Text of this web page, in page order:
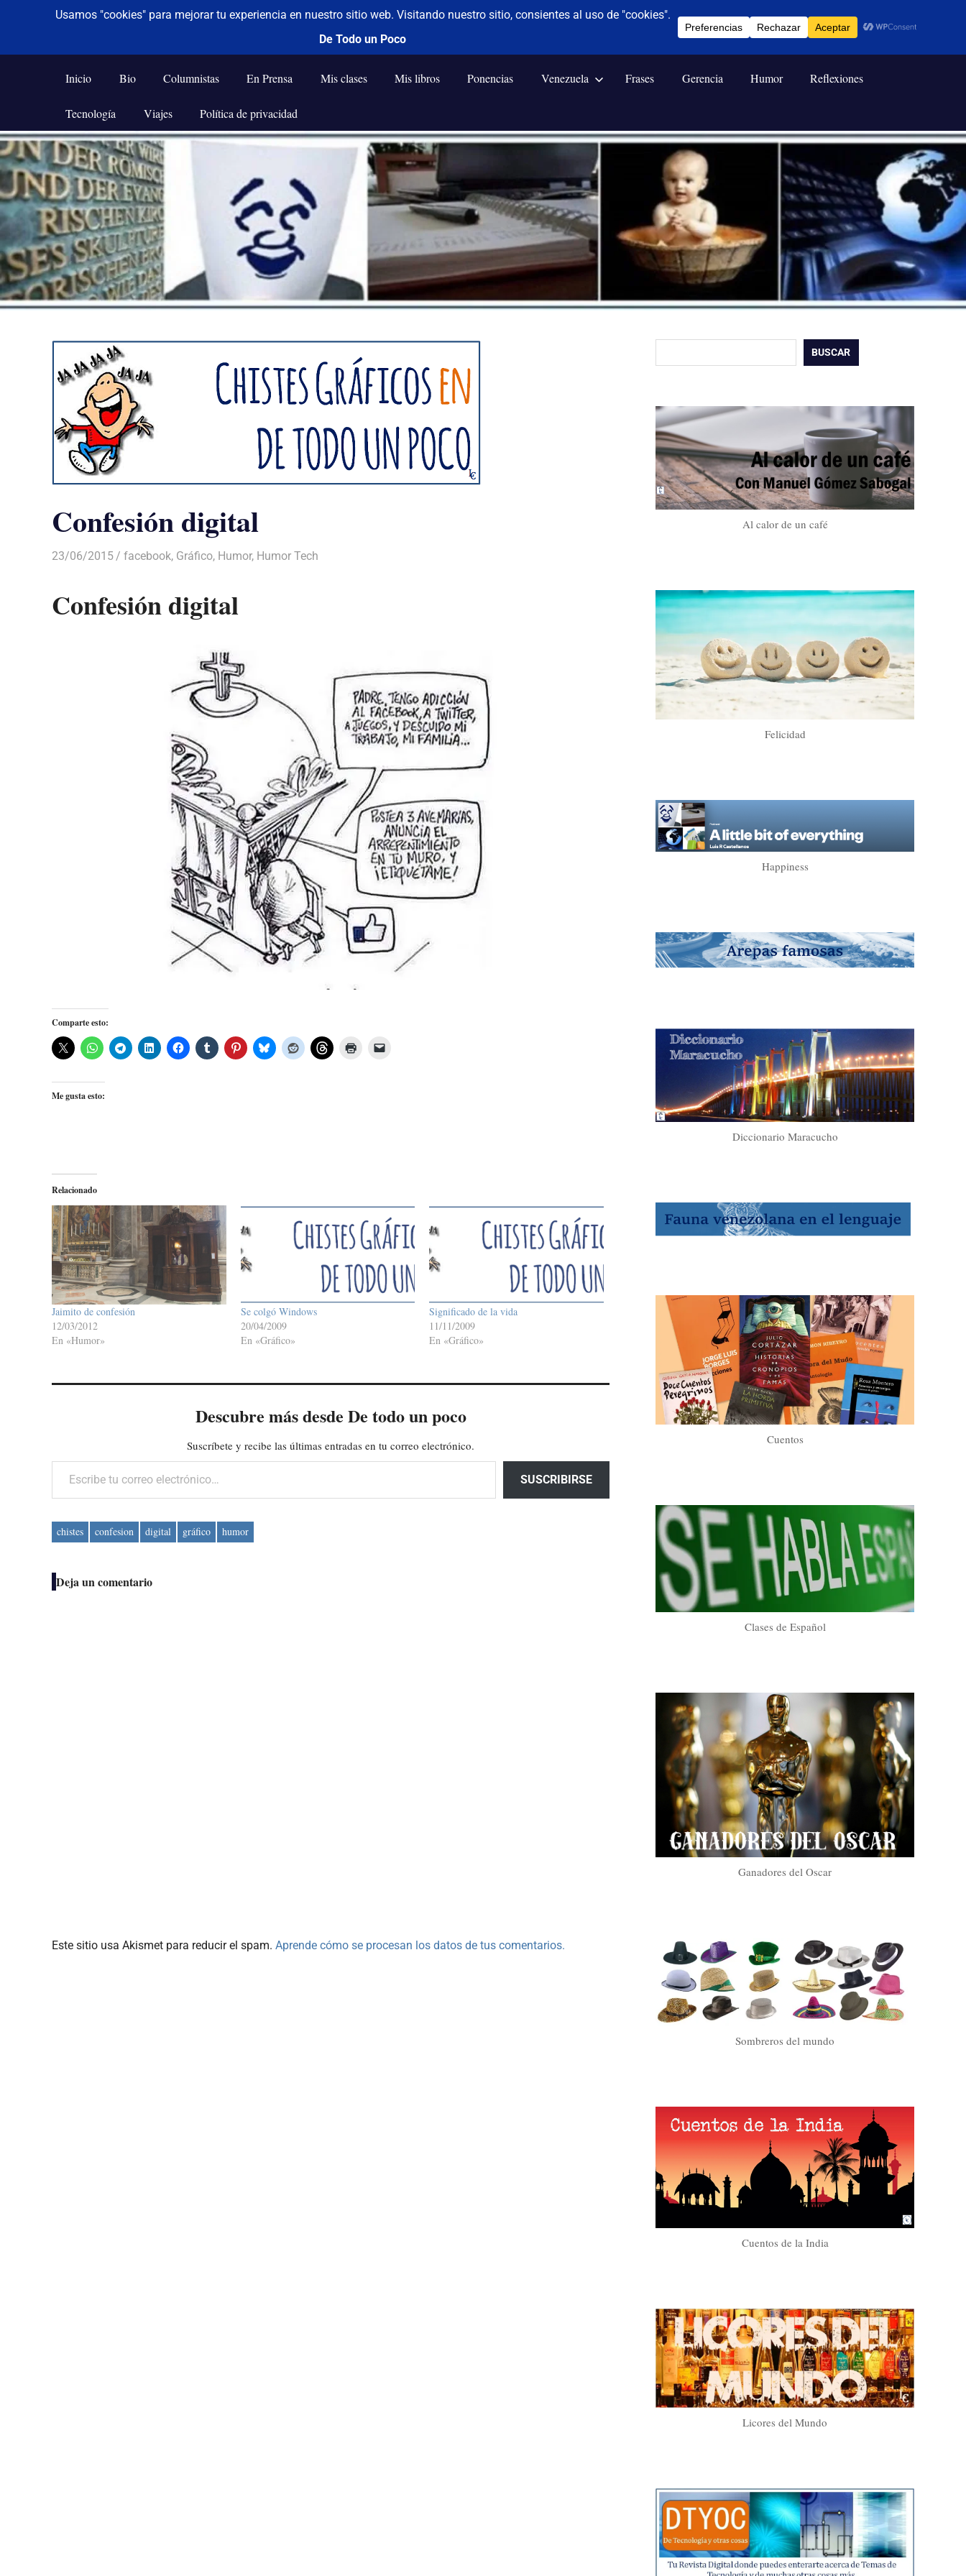
Saltar
al
contenido
De todo un poco
Frases,
Humor,
Tecnología
y
Viajes
Inicio Bio Columnistas En Prensa Mis clases Mis libros Ponencias Venezuela Frases Gerencia Humor Reflexiones
Tecnología Viajes Política de privacidad
Confesión digital
23/06/2015 Luis Castellanos
facebook, Gráfico, Humor, Humor Tech
Confesión digital
Comparte esto:
Me gusta esto:
Relacionado
Jaimito de confesión
12/03/2012
En «Humor»
Se colgó Windows
20/04/2009
En «Gráfico»
Significado de la vida
11/11/2009
En «Gráfico»
Descubre más desde De todo un poco
Suscríbete y recibe las últimas entradas en tu correo electrónico.
Escribe tu correo electrónico…
SUSCRIBIRSE
chistes confesion digital gráfico humor
Deja un comentario
Este sitio usa Akismet para reducir el spam. Aprende cómo se procesan los datos de tus comentarios.
BUSCAR
Al calor de un café
Felicidad
Happiness
Diccionario Maracucho
Cuentos
Clases de Español
Ganadores del Oscar
Sombreros del mundo
Cuentos de la India
Licores del Mundo